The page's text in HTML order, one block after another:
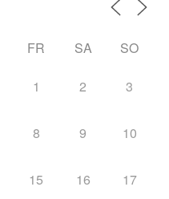
FR SA SO
1 2 3
8 9 10
15 16 17